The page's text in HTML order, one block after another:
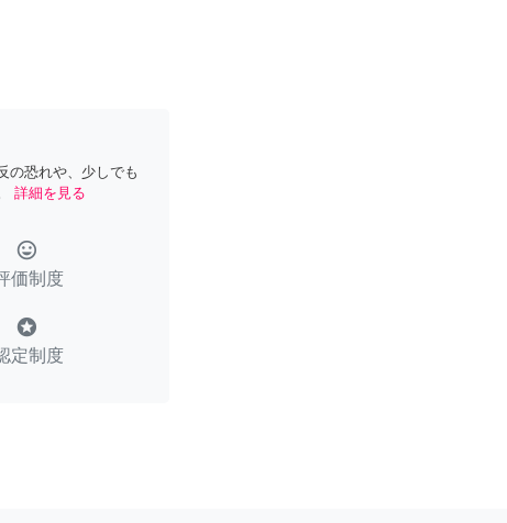
の恐れや、少しでも
詳細を見る
tag_faces
価制度
stars
定制度